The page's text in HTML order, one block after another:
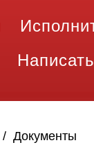
/ Документы